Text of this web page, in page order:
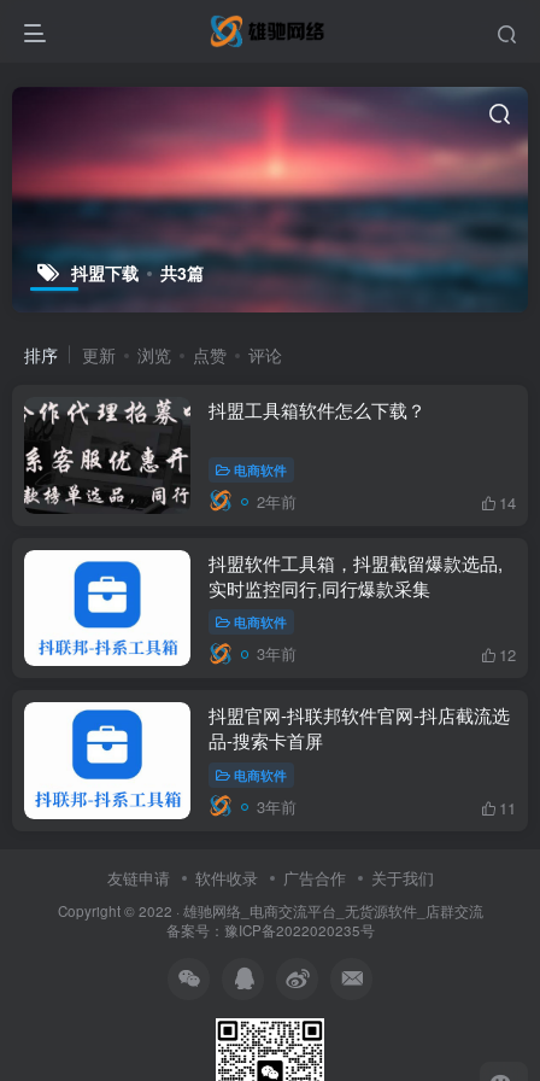
抖盟下载 共3篇
排序 更新 浏览 点赞 评论
抖盟工具箱软件怎么下载？
电商软件
2年前 14
抖盟软件工具箱，抖盟截留爆款选品,
实时监控同行,同行爆款采集
电商软件
3年前 12
抖盟官网-抖联邦软件官网-抖店截流选
品-搜索卡首屏
电商软件
3年前 11
友链申请 软件收录 广告合作 关于我们
Copyright © 2022 · 雄驰网络_电商交流平台_无货源软件_店群交流
备案号： 豫ICP备2022020235号